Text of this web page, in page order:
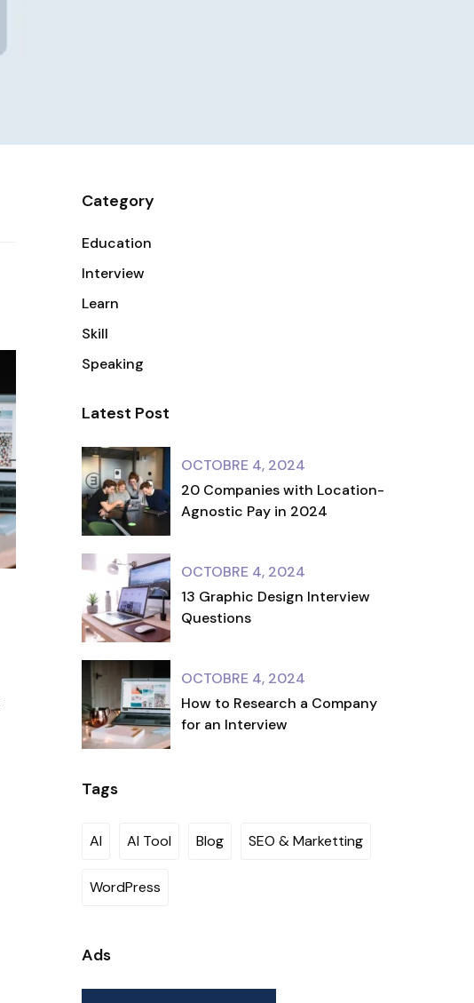
Category
Education
Interview
Learn
Skill
Speaking
Latest Post
OCTOBRE 4, 2024
20 Companies with Location-
Agnostic Pay in 2024
OCTOBRE 4, 2024
13 Graphic Design Interview
Questions
OCTOBRE 4, 2024
How to Research a Company
for an Interview
Tags
AI AI Tool Blog SEO & Marketting
WordPress
Ads